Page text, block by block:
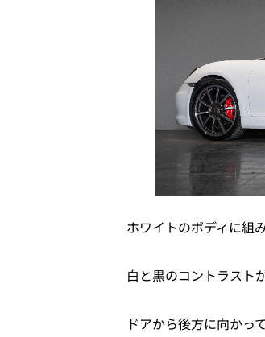
ホワイトのボディに組
白と黒のコントラスト
ドアから後方に向かっ